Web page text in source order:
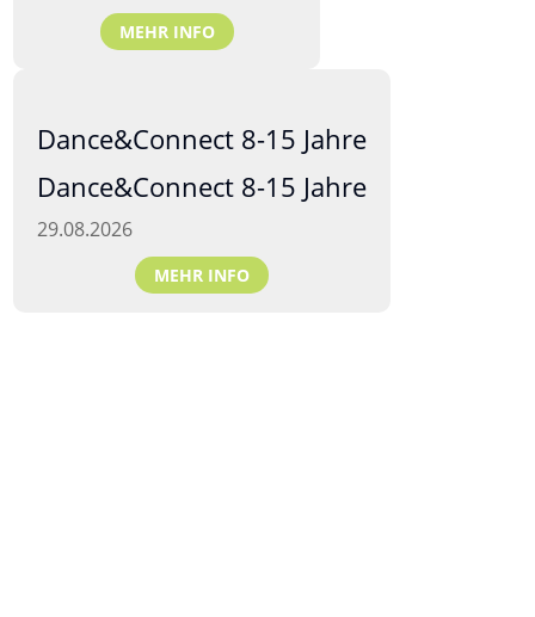
MEHR INFO
Dance&Connect 8-15 Jahre
Dance&Connect 8-15 Jahre
29.08.2026
MEHR INFO